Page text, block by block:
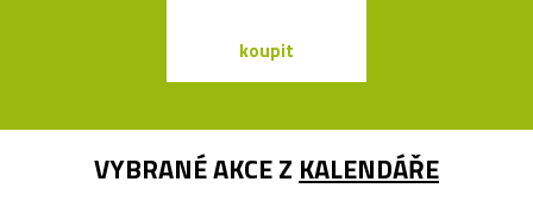
koupit
VYBRANÉ AKCE Z KALENDÁŘE